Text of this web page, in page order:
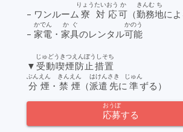
- ワンルーム 寮
りょう
対応
たいおう
可
か
（勤務
きんむ
地
ち
によ
-家電
かでん
・家具
かぐ
のレンタル可能
かのう
▼ 受動喫煙防止措置
じゅどうきつえんぼうしそち
分煙
ぶんえん
・ 禁煙
きんえん
（派遣
はけん
先
さき
に 準
じゅん
ずる）
応募
おうぼ
する